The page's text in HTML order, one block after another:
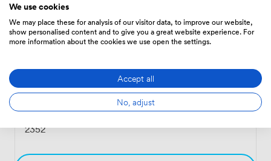
Landesgrenzen hinweg. Der Loft-Bereich lässt sich
sowohl für Tagesveranstaltungen als auch für
Abendformate buchen – je nachdem, was für Ihr
Bahnhofsviertel macht uns für Teilnehmer aus ganz
Deutschland und Europa leicht erreichbar. Hier treffen
etablierte Finanzinstitute auf innovative Start-ups,
wodurch ein fruchtbarer Austausch entsteht. Für Ihre
Mail zur Verfügung und besprechen, wie wir Ihren
Salle de Réunion
Spacious Loft close to Frankfurt Central
Station - Open Space·De 6 aux 10
personnes
2352
We use cookies
We may place these for analysis of our visitor data, to improve our website,
show personalised content and to give you a great website experience. For
more information about the cookies we use open the settings.
Accept all
No, adjust